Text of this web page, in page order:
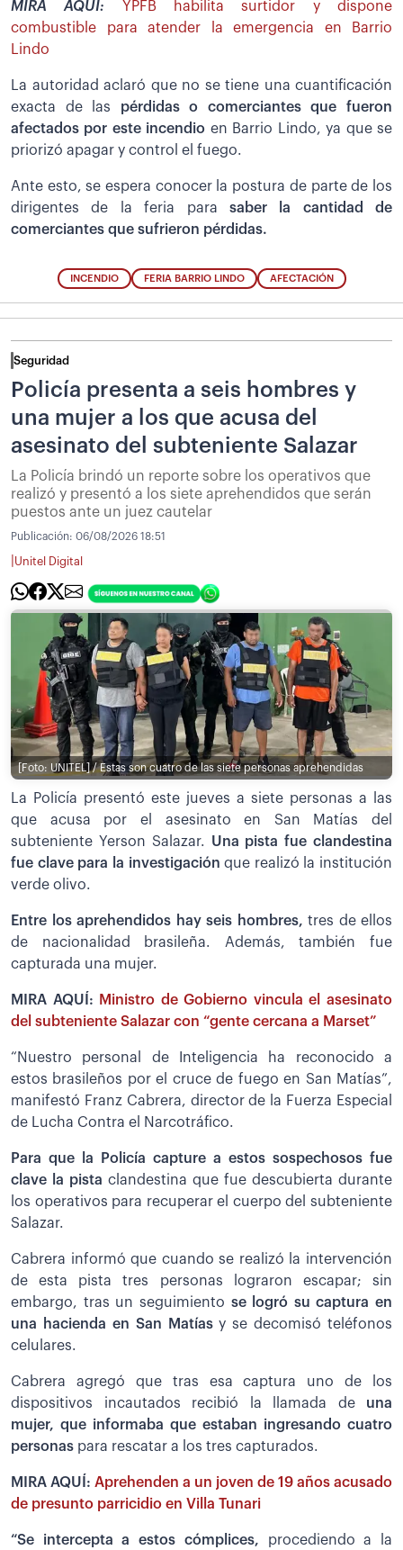
MIRA AQUÍ: YPFB habilita surtidor y dispone
combustible para atender la emergencia en Barrio
Lindo
La autoridad aclaró que no se tiene una cuantificación
exacta de las pérdidas o comerciantes que fueron
afectados por este incendio en Barrio Lindo, ya que se
priorizó apagar y control el fuego.
Ante esto, se espera conocer la postura de parte de los
dirigentes de la feria para saber la cantidad de
comerciantes que sufrieron pérdidas.
INCENDIO FERIA BARRIO LINDO AFECTACIÓN
Seguridad
Policía presenta a seis hombres y
una mujer a los que acusa del
asesinato del subteniente Salazar
La Policía brindó un reporte sobre los operativos que
realizó y presentó a los siete aprehendidos que serán
puestos ante un juez cautelar
Publicación: 06/08/2026 18:51
Unitel Digital
[Foto: UNITEL] / Estas son cuatro de las siete personas aprehendidas
La Policía presentó este jueves a siete personas a las
que acusa por el asesinato en San Matías del
subteniente Yerson Salazar. Una pista fue clandestina
fue clave para la investigaciónque realizó la institución
verde olivo.
Entre los aprehendidos hay seis hombres, tres de ellos
de nacionalidad brasileña. Además, también fue
capturada una mujer.
MIRA AQUÍ:
Ministro de Gobierno vincula el asesinato
del subteniente Salazar con “gente cercana a Marset”
“Nuestro personal de Inteligencia ha reconocido a
estos brasileños por el cruce de fuego en San Matías”,
manifestó Franz Cabrera, director de la Fuerza Especial
de Lucha Contra el Narcotráfico.
Para que la Policía capture a estos sospechosos fue
clave la pista clandestina que fue descubierta durante
los operativos para recuperar el cuerpo del subteniente
Salazar.
Cabrera informó que cuando se realizó la intervención
de esta pista tres personas lograron escapar; sin
embargo, tras un seguimiento se logró su captura en
una hacienda en San Matíasy se decomisó teléfonos
celulares.
Cabrera agregó que tras esa captura uno de los
dispositivos incautados recibió la llamada deuna
mujer, que informaba que estaban ingresando cuatro
personas para rescatar a los tres capturados.
MIRA AQUÍ: Aprehenden a un joven de 19 años acusado
de presunto parricidio en Villa Tunari
“Se intercepta a estos cómplices, procediendo a la